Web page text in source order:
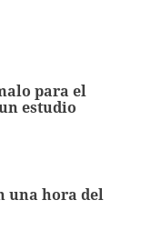
para el
estudio
una hora del